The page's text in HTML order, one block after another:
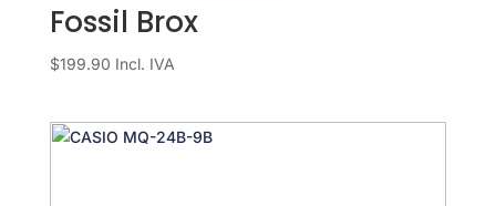
Fossil Brox
$199.90 Incl. IVA